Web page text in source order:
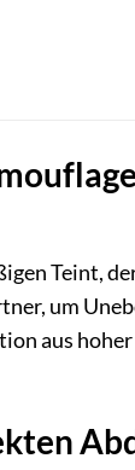
Teint,
um
aus